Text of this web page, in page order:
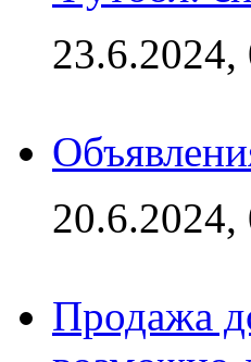
23.6.2024,
20.6.2024,
Продажа